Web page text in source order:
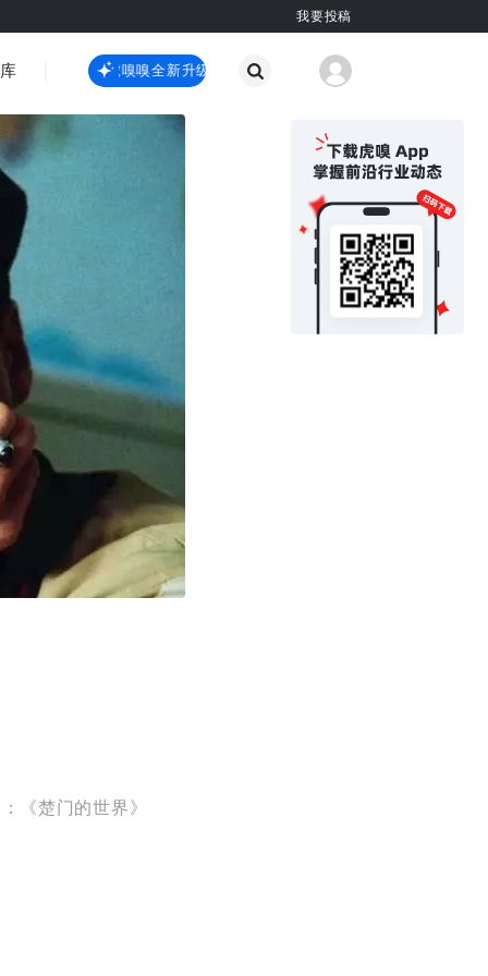
我要投稿
国际热点
其他
虎嗅嗅全新升级 虎嗅嗅全新升级
《楚门的世界》